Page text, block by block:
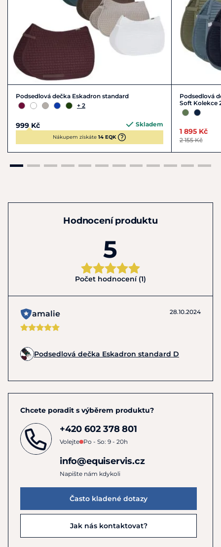
Podsedlová dečka Eskadron standard
+ 2
999 Kč Skladem
Nákupem získáte14 EQK
Podsedlová
Soft Kolekce
1 895 Kč
2 155 Kč
Hodnocení produktu
5
Počet hodnocení (1)
amalie 28.10.2024
Podsedlová dečka Eskadron standard D
Chcete poradit s výběrem produktu?
+420 602 378 801
Volejte Po - So: 9 - 20h
info@equiservis.cz
Napište nám kdykoli
Často kladené dotazy
Jak nás kontaktovat?